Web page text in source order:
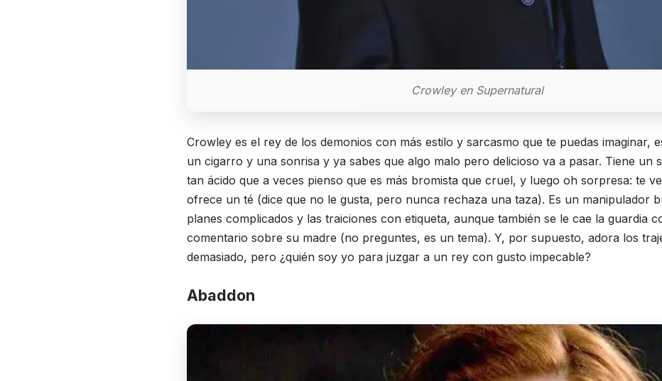
Crowley en Supernatural
Crowley es el rey de los demonios con más estilo y sarcasmo que te puedas imaginar,
un cigarro y una sonrisa y ya sabes que algo malo pero delicioso va a pasar. Tiene un
tan ácido que a veces pienso que es más bromista que cruel, y luego oh sorpresa: te
ofrece un té (dice que no le gusta, pero nunca rechaza una taza). Es un manipulador
planes complicados y las traiciones con etiqueta, aunque también se le cae la guardia
comentario sobre su madre (no preguntes, es un tema). Y, por supuesto, adora los
demasiado, pero ¿quién soy yo para juzgar a un rey con gusto impecable?
Abaddon